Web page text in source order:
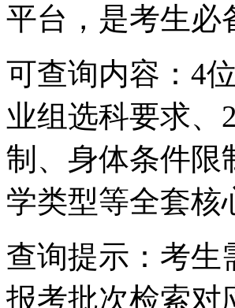
平台，是考生必
可查询内容：4
业组选科要求、
制、身体条件限
学类型等全套核
查询提示：考生
报考批次检索对